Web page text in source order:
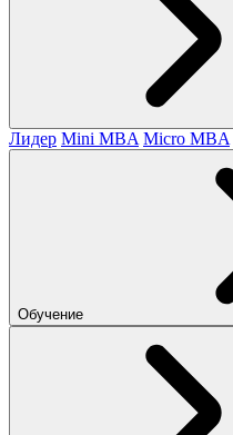
Лидер Mini MBA Micro MBA
Обучение